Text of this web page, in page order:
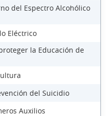
del Espectro Alcohólico
Eléctrico
la Educación de
del Suicidio
Auxilios